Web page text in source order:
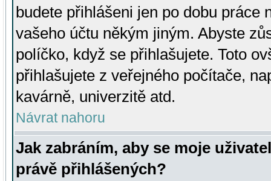
budete přihlášeni jen po dobu práce
vašeho účtu někým jiným. Abyste
políčko, když se přihlašujete. Toto
přihlašujete z veřejného počítače,
kavárně, univerzitě atd.
Návrat nahoru
Jak zabráním, aby se moje
právě přihlášených?